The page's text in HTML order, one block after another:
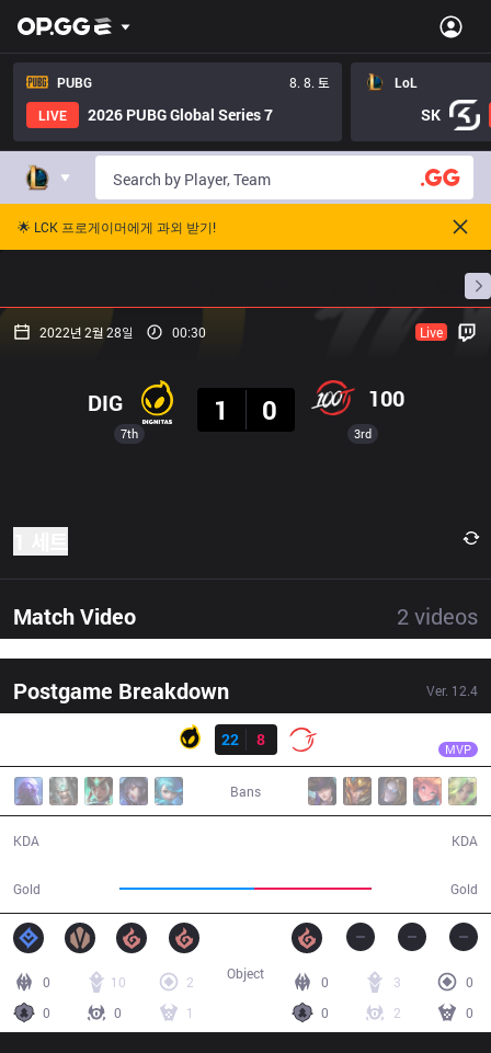
PUBG
8. 8. 토
LIVE
2026 PUBG Global Series 7
LoL
SK
🌟 LCK 프로게이머에게 과외 받기!
프로빌
2022년 2월 28일 00:30 Live
7th
DIG
1
0 100
3rd
Match Video 2 videos
Postgame Breakdown Ver. 12.4
22
8 MVP
Bans
KDA
Gold Gold
KDA
0 10
2
0
0 1
0 3
0
0
2 0
Object